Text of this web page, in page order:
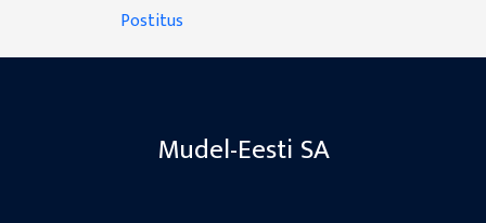
Postitus
Mudel-Eesti SA